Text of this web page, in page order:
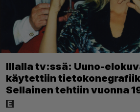
Illalla tv:ssä: Uuno-
käytettiin
Sellainen tehtiin vuonna